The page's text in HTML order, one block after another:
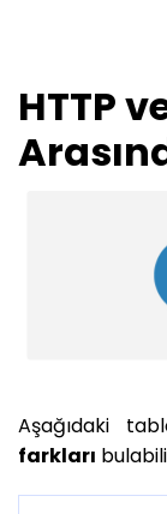
HTTP
Aşağıdaki
farkları